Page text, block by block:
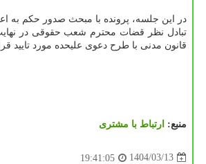
در این جلسه، پرونده با مبحث صدور حکم به
قانون مدنی با طرح دعوی علیحده مورد تایید
منبع: ارتباط با مشتری
1404/03/13
19:41:05